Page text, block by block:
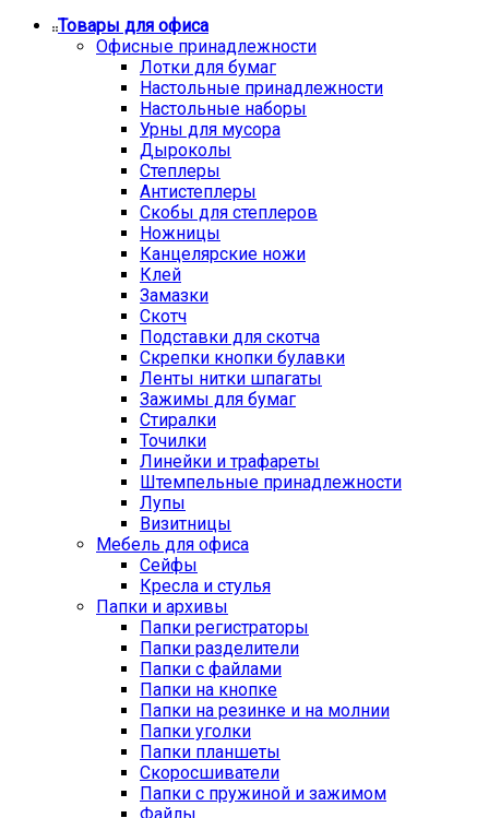
Товары для офиса
Офисные принадлежности
Лотки для бумаг
Настольные принадлежности
Настольные наборы
Урны для мусора
Дыроколы
Степлеры
Антистеплеры
Скобы для степлеров
Ножницы
Канцелярские ножи
Клей
Замазки
Скотч
Подставки для скотча
Скрепки кнопки булавки
Ленты нитки шпагаты
Зажимы для бумаг
Стиралки
Точилки
Линейки и трафареты
Штемпельные принадлежности
Лупы
Визитницы
Мебель для офиса
Сейфы
Кресла и стулья
Папки и архивы
Папки регистраторы
Папки разделители
Папки с файлами
Папки на кнопке
Папки на резинке и на молнии
Папки уголки
Папки планшеты
Скоросшиватели
Папки с пружиной и зажимом